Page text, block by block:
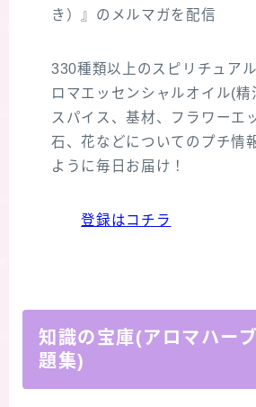
き）』のメルマガを配信
330種類以上のスピリチュア
ロマエッセンシャルオイル(精
スパイス、基材、フラワーエ
石、花などについてのプチ情
ように毎日お届け！
登録はコチラ
知識の宝庫(アロマハー
題集)